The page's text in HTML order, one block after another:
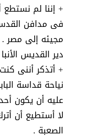
+ إننا لم
فى مدافن
مجيئه إلى مصر
دير القديس
+ أتذكر أننى
نياحة قداسة
عليه أن يكون
لا أستطيع أن
الصعبة .